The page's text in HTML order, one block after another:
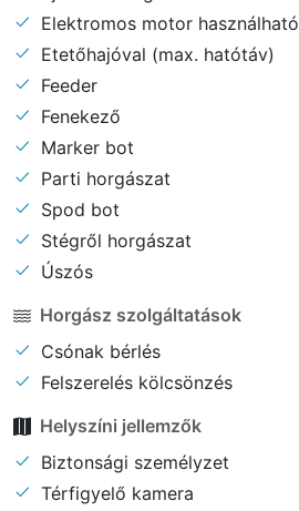
Elektromos motor használható
Etetőhajóval (max. hatótáv)
Feeder
Fenekező
Marker bot
Parti horgászat
Spod bot
Stégről horgászat
Úszós
Horgász szolgáltatások
Csónak bérlés
Felszerelés kölcsönzés
Helyszíni jellemzők
Biztonsági személyzet
Térfigyelő kamera